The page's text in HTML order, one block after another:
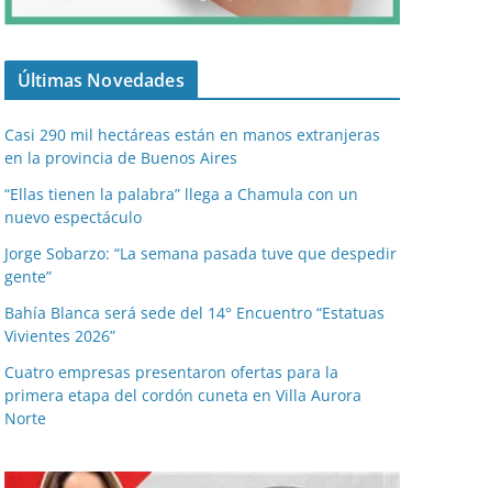
Últimas Novedades
Casi 290 mil hectáreas están en manos extranjeras
en la provincia de Buenos Aires
“Ellas tienen la palabra” llega a Chamula con un
nuevo espectáculo
Jorge Sobarzo: “La semana pasada tuve que despedir
gente”
Bahía Blanca será sede del 14° Encuentro “Estatuas
Vivientes 2026”
Cuatro empresas presentaron ofertas para la
primera etapa del cordón cuneta en Villa Aurora
Norte